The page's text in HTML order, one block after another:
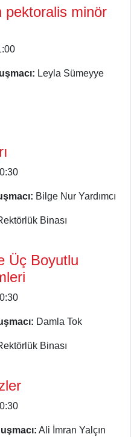
pektoralis minör
Leyla Sümeyye
Bilge Nur Yardımcı
Binası
Üç Boyutlu
Damla Tok
Binası
Ali İmran Yalçın